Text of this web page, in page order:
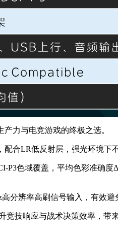
力与电竞游戏的终极之选。
合LR低反射层，强光环境下
P3色域覆盖，平均色彩准确
分辨率高刷信号输入，有效避
技响应与战术决策效率，带